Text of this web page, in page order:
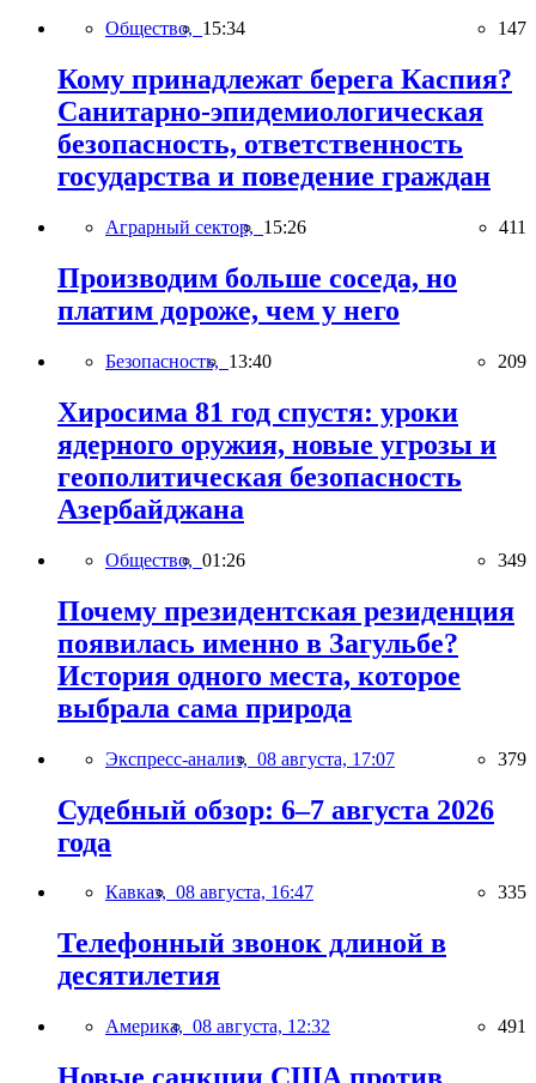
Общество, 15:34 147
Кому принадлежат берега Каспия?
Санитарно-эпидемиологическая
безопасность, ответственность
государства и поведение граждан
Аграрный сектор, 15:26 411
Производим больше соседа, но
платим дороже, чем у него
Безопасность, 13:40 209
Хиросима 81 год спустя: уроки
ядерного оружия, новые угрозы и
геополитическая безопасность
Азербайджана
Общество, 01:26 349
Почему президентская резиденция
появилась именно в Загульбе?
История одного места, которое
выбрала сама природа
Экспресс-анализ, 08 августа, 17:07 379
Судебный обзор: 6–7 августа 2026
года
Кавказ, 08 августа, 16:47 335
Телефонный звонок длиной в
десятилетия
Америка, 08 августа, 12:32 491